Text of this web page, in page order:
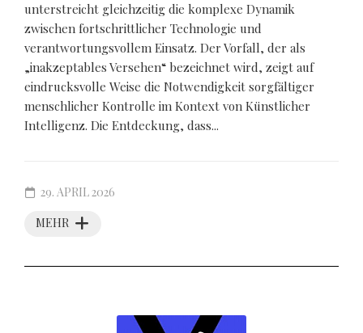
unterstreicht gleichzeitig die komplexe Dynamik
zwischen fortschrittlicher Technologie und
verantwortungsvollem Einsatz. Der Vorfall, der als
„inakzeptables Versehen“ bezeichnet wird, zeigt auf
eindrucksvolle Weise die Notwendigkeit sorgfältiger
menschlicher Kontrolle im Kontext von Künstlicher
Intelligenz. Die Entdeckung, dass...
MEHR
29. APRIL 2026